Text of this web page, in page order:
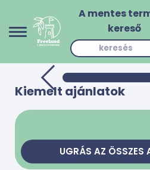
A mentes
kereső
Kiemelt ajánlatok
UGRÁS AZ ÖSSZES